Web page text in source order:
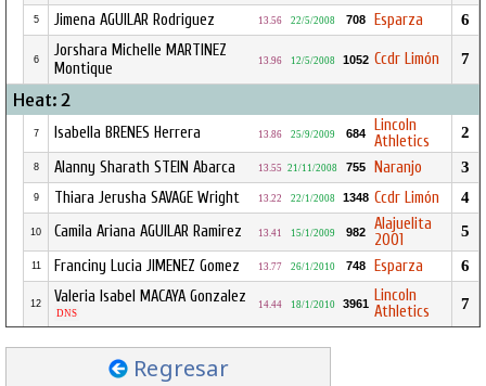
5 Jimena AGUILAR Rodriguez 13.56 22/5/2008 708 Esparza 6
6
Jorshara Michelle MARTINEZ
Montique
13.96 12/5/2008 1052 Ccdr Limón 7
Heat: 2
7 Isabella BRENES Herrera 13.86 25/9/2009 684
Lincoln
Athletics
2
8 Alanny Sharath STEIN Abarca 13.55 21/11/2008 755 Naranjo 3
9 Thiara Jerusha SAVAGE Wright 13.22 22/1/2008 1348 Ccdr Limón 4
10 Camila Ariana AGUILAR Ramirez 13.41 15/1/2009 982
Alajuelita
2001
5
11 Franciny Lucia JIMENEZ Gomez 13.77 26/1/2010 748 Esparza 6
12 Valeria Isabel MACAYA Gonzalez
DNS
14.44 18/1/2010 3961 Lincoln
Athletics
7
Regresar